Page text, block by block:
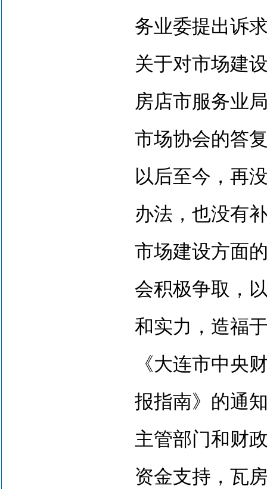
务业委提出诉
关于对市场建
房店市服务业
市场协会的答
以后至今，再
办法，也没有
市场建设方面
会积极争取，
和实力，造福
《大连市中央
报指南》 的通
主管部门和财
资金支持，瓦